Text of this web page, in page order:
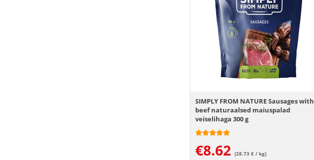
SIMPLY FROM NATURE Sausages with
beef naturaalsed maiuspalad
veiselihaga 300 g
€8.62 (28.73 € / kg)